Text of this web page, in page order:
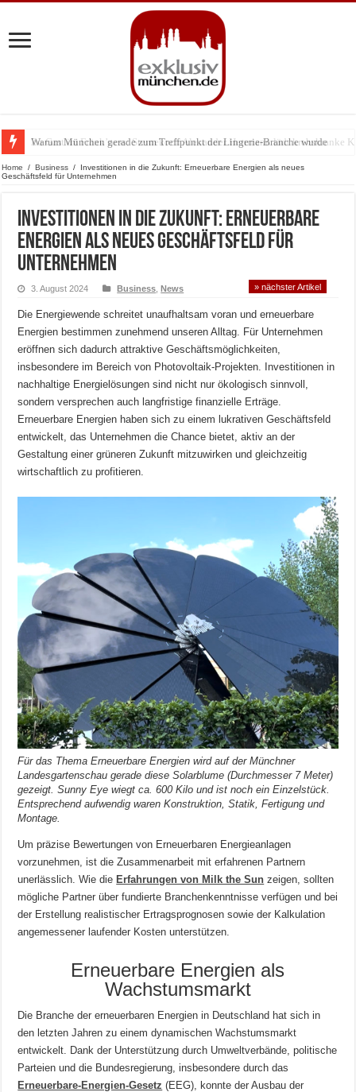
Warum München gerade zum Treffpunkt der Lingerie-Branche wurde
Home / Business /
Investitionen in die Zukunft: Erneuerbare Energien als neues
Geschäftsfeld für Unternehmen
Investitionen in die Zukunft: Erneuerbare
Energien als neues Geschäftsfeld für
Unternehmen
3. August 2024 Business ,News » nächster Artikel
Die Energiewende schreitet unaufhaltsam voran und erneuerbare
Energien bestimmen zunehmend unseren Alltag. Für Unternehmen
eröffnen sich dadurch attraktive Geschäftsmöglichkeiten,
insbesondere im Bereich von Photovoltaik-Projekten. Investitionen in
nachhaltige Energielösungen sind nicht nur ökologisch sinnvoll,
sondern versprechen auch langfristige finanzielle Erträge.
Erneuerbare Energien haben sich zu einem lukrativen Geschäftsfeld
entwickelt, das Unternehmen die Chance bietet, aktiv an der
Gestaltung einer grüneren Zukunft mitzuwirken und gleichzeitig
wirtschaftlich zu profitieren.
Für das Thema Erneuerbare Energien wird auf der Münchner
Landesgartenschau gerade diese Solarblume (Durchmesser 7 Meter)
gezeigt. Sunny Eye wiegt ca. 600 Kilo und ist noch ein Einzelstück.
Entsprechend aufwendig waren Konstruktion, Statik, Fertigung und
Montage.
Um präzise Bewertungen von Erneuerbaren Energieanlagen
vorzunehmen, ist die Zusammenarbeit mit erfahrenen Partnern
unerlässlich. Wie die Erfahrungen von Milk the Sun zeigen, sollten
mögliche Partner über fundierte Branchenkenntnisse verfügen und bei
der Erstellung realistischer Ertragsprognosen sowie der Kalkulation
angemessener laufender Kosten unterstützen.
Erneuerbare Energien als
Wachstumsmarkt
Die Branche der erneuerbaren Energien in Deutschland hat sich in
den letzten Jahren zu einem dynamischen Wachstumsmarkt
entwickelt. Dank der Unterstützung durch Umweltverbände, politische
Parteien und die Bundesregierung, insbesondere durch das
Erneuerbare-Energien-Gesetz (EEG), konnte der Ausbau der